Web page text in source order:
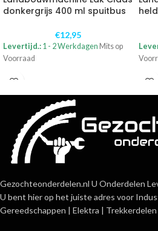
donkergrijs 400 ml spuitbus
€12,95
Levertijd.: 1 - 2 Werkdagen Mits op
Voorraad
Gezochteonderdelen.nl U Onderdelen
U bent hier op het juiste adres voor
Gereedschappen | Elektra |